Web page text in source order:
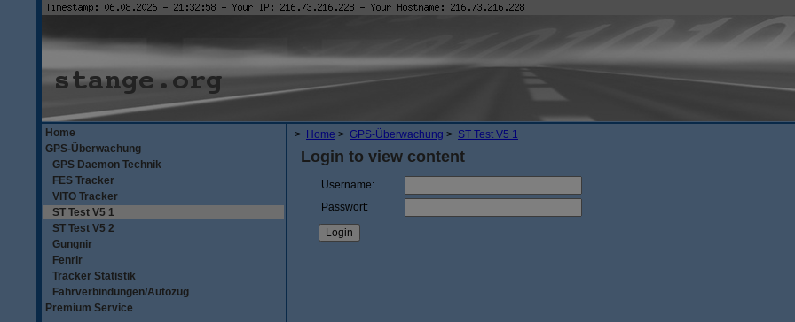
Home
GPS-Überwachung
GPS Daemon Technik
FES Tracker
VITO Tracker
ST Test V5 1
ST Test V5 2
Gungnir
Fenrir
Tracker Statistik
Fährverbindungen/Autozug
Premium Service
> Home > GPS-Überwachung > ST Test V5 1
Login to view content
Username:
Passwort: